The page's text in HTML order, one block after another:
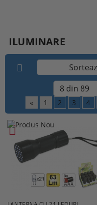
ILUMINARE
« 1 2 3 4